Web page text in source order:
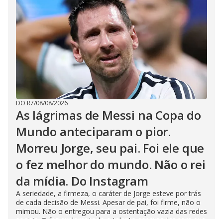
DO R7/08/08/2026
As lágrimas de Messi na Copa do
Mundo anteciparam o pior.
Morreu Jorge, seu pai. Foi ele que
o fez melhor do mundo. Não o rei
da mídia. Do Instagram
A seriedade, a firmeza, o caráter de Jorge esteve por trás
de cada decisão de Messi. Apesar de pai, foi firme, não o
mimou. Não o entregou para a ostentação vazia das redes